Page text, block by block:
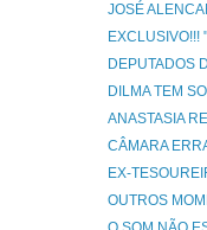
JOSÉ
EXCLUSIVO!!!
DEPUTADOS
DILMA TEM
ANASTASIA
CÂMARA
EX-
OUTROS